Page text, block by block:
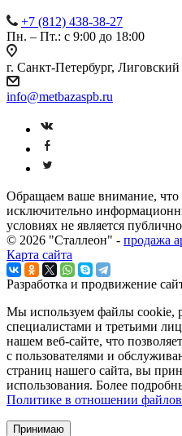
+7 (812) 438-38-27
Пн. – Пт.: с 9:00 до 18:00
г. Санкт-Петербург,
info@metbazaspb.ru
Обращаем ваше внимание, что
исключительно
условиях не является
© 2026 "Сталлеон" - продажа
Карта сайта
Разработка и продвижение
Мы используем файлы cookie,
специалистами и третьими
нашем веб-сайте, что
с пользователями и
страниц нашего сайта, вы
использования. Более
Политике в отношении
Принимаю